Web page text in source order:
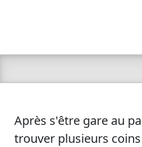
Après s'être gare au
trouver plusieurs